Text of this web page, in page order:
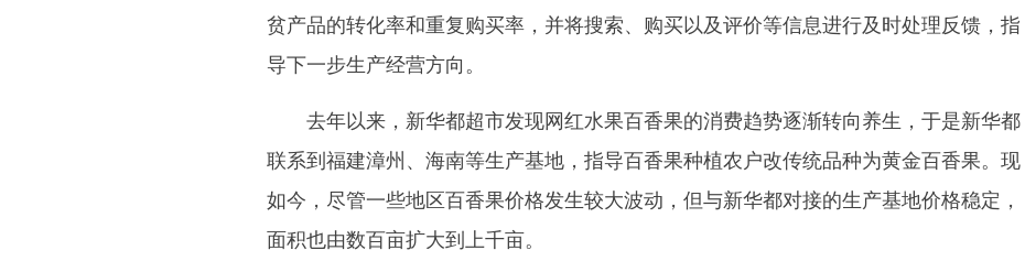
贫产品的转化率和重复购买率，并将搜索、购买以及评价等信息进行及时处理反馈，指
导下一步生产经营方向。
去年以来，新华都超市发现网红水果百香果的消费趋势逐渐转向养生，于是新华都
联系到福建漳州、海南等生产基地，指导百香果种植农户改传统品种为黄金百香果。现
如今，尽管一些地区百香果价格发生较大波动，但与新华都对接的生产基地价格稳定，
面积也由数百亩扩大到上千亩。